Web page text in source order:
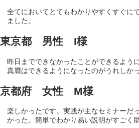
全てにおいてとてもわかりやすくすぐに
ました。
東京都 男性 I様
昨日までできなかったことができるよう
真贋はできるようになったのがうれしか
京都府 女性 M様
楽しかったです。実践が主なセミナーだ
かった。簡単でわかり易い説明がすごく